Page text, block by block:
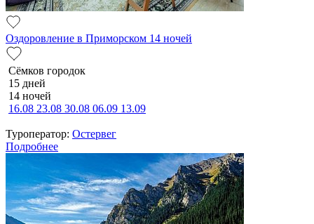
Оздоровление в Приморском 14 ночей
Сёмков городок
15 дней
14 ночей
16.08 23.08 30.08 06.09 13.09
Туроператор: Остервег
Подробнее